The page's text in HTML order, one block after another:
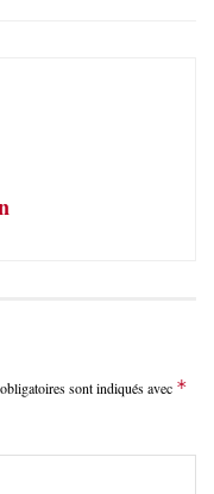
sont indiqués avec *